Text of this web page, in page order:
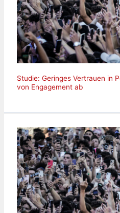
Studie: Geringes Vertrauen in
von Engagement ab